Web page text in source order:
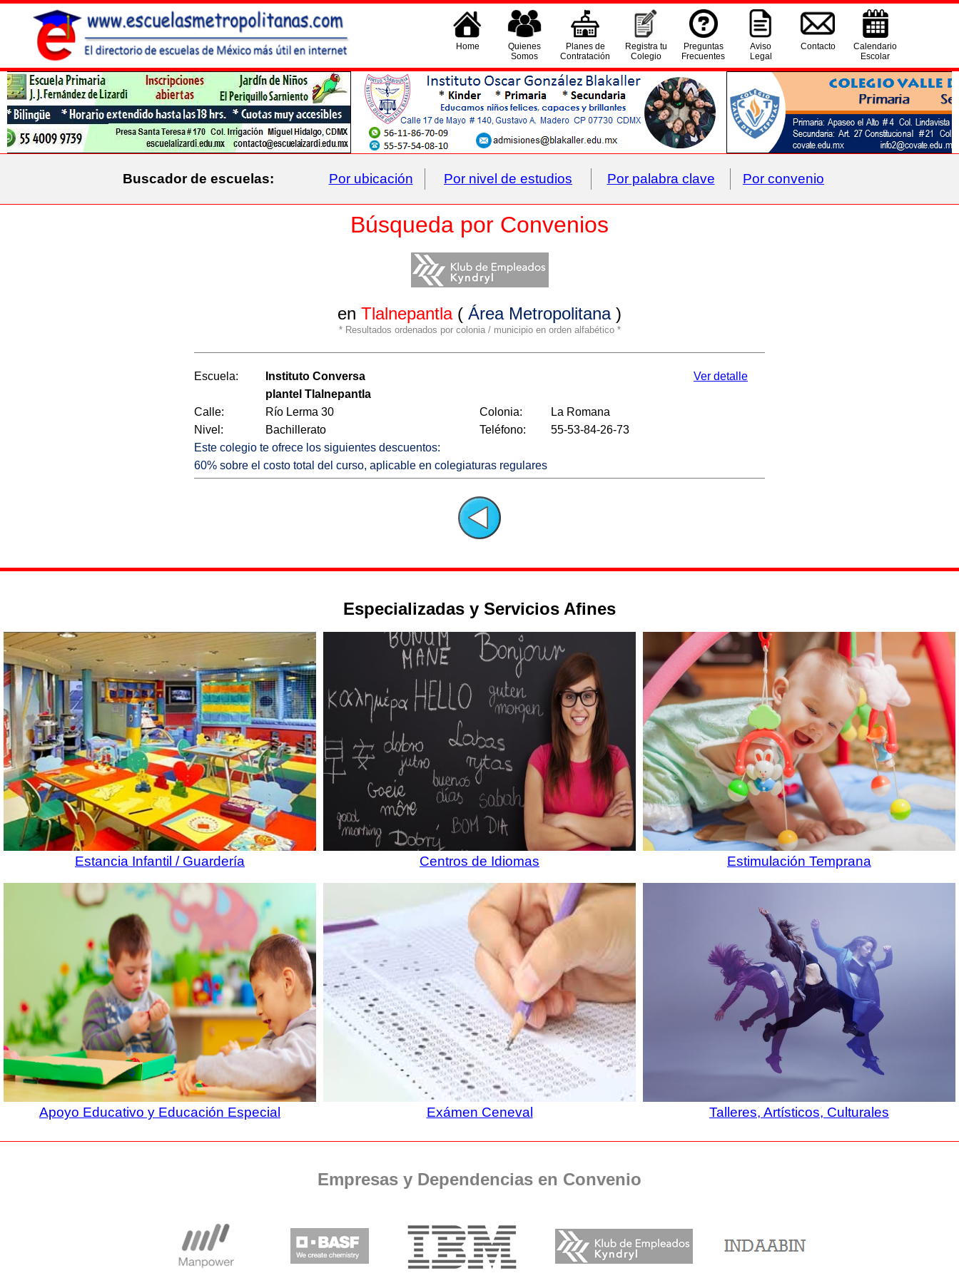
Home
Quienes
Somos
Planes de
Contratación
Registra tu
Colegio
Preguntas
Frecuentes
Aviso
Legal
Contacto
Calendario
Escolar
Buscador de escuelas: Por ubicación Por nivel de estudios Por palabra clave Por convenio
Búsqueda por Convenios
en Tlalnepantla( Área Metropolitana)
* Resultados ordenados por colonia / municipio en orden alfabético *
Escuela:
Instituto Conversa
plantel Tlalnepantla
Ver detalle
Calle: Río Lerma 30 Colonia:
La Romana
Nivel:
Bachillerato Teléfono:
55-53-84-26-73
Este colegio te ofrece los siguientes descuentos:
60% sobre el costo total del curso, aplicable en colegiaturas regulares
Especializadas y Servicios Afines
Estancia Infantil / Guardería Centros de Idiomas Estimulación Temprana
Apoyo Educativo y Educación Especial Exámen Ceneval Talleres, Artísticos, Culturales
Empresas y Dependencias en Convenio